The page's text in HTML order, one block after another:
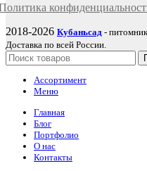
конфиденциаль
2018-2026 Кубаньсад -
Доставка по всей России.
Ассортимент
Меню
Главная
Блог
Портфолио
О нас
Контакты